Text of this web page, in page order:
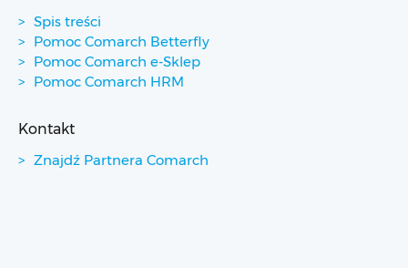
Spis treści
Pomoc Comarch Betterfly
Pomoc Comarch e-Sklep
Pomoc Comarch HRM
Kontakt
Znajdź Partnera Comarch